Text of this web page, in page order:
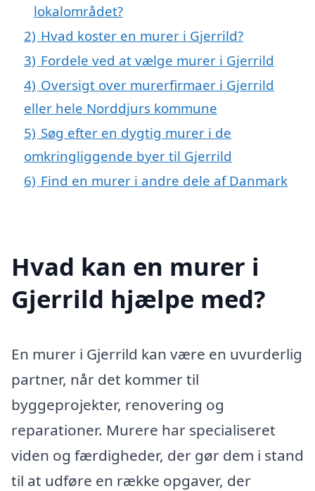
lokalområdet?
2) Hvad koster en murer i Gjerrild?
3) Fordele ved at vælge murer i Gjerrild
4) Oversigt over murerfirmaer i Gjerrild
eller hele Norddjurs kommune
5) Søg efter en dygtig murer i de
omkringliggende byer til Gjerrild
6) Find en murer i andre dele af Danmark
Hvad kan en murer i
Gjerrild hjælpe med?
En murer i Gjerrild kan være en uvurderlig
partner, når det kommer til
byggeprojekter, renovering og
reparationer. Murere har specialiseret
viden og færdigheder, der gør dem i stand
til at udføre en række opgaver, der